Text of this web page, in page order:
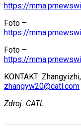
https://
Foto –
https://
Foto –
https://
KONTAKT:
zhangyw20@catl.com
Zdroj: CATL